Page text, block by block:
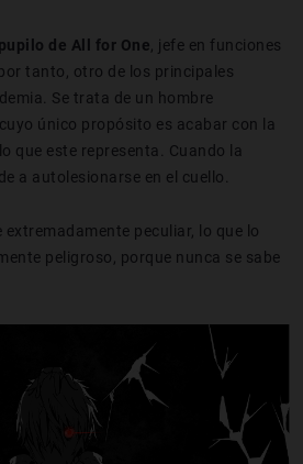
pupilo de All for One , jefe en funciones
tanto, otro de los principales
Se trata de un hombre
cuyo único propósito es acabar con la
que este representa. Cuando la
a autolesionarse en el cuello.
peculiar, lo que lo
peligroso, porque nunca se sabe